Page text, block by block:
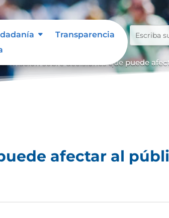
Transparencia
sobre decisiones que puede
afectar al